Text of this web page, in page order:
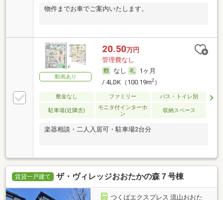
物件までお車でご案内いたします。
動画あり
20.50万円
管理費なし
なし
1ヶ月
/ 4LDK（100.19m2）
敷金なし ファミリー バス・トイレ別
駐車場(近隣含)
モニタ付インターホ
ン
収納スペース
楽器相談・二人入居可・駐車場2台分
賃貸一戸建て ザ・ヴィレッジおおたかの森７号棟
つくばエクスプレス 流山おおた